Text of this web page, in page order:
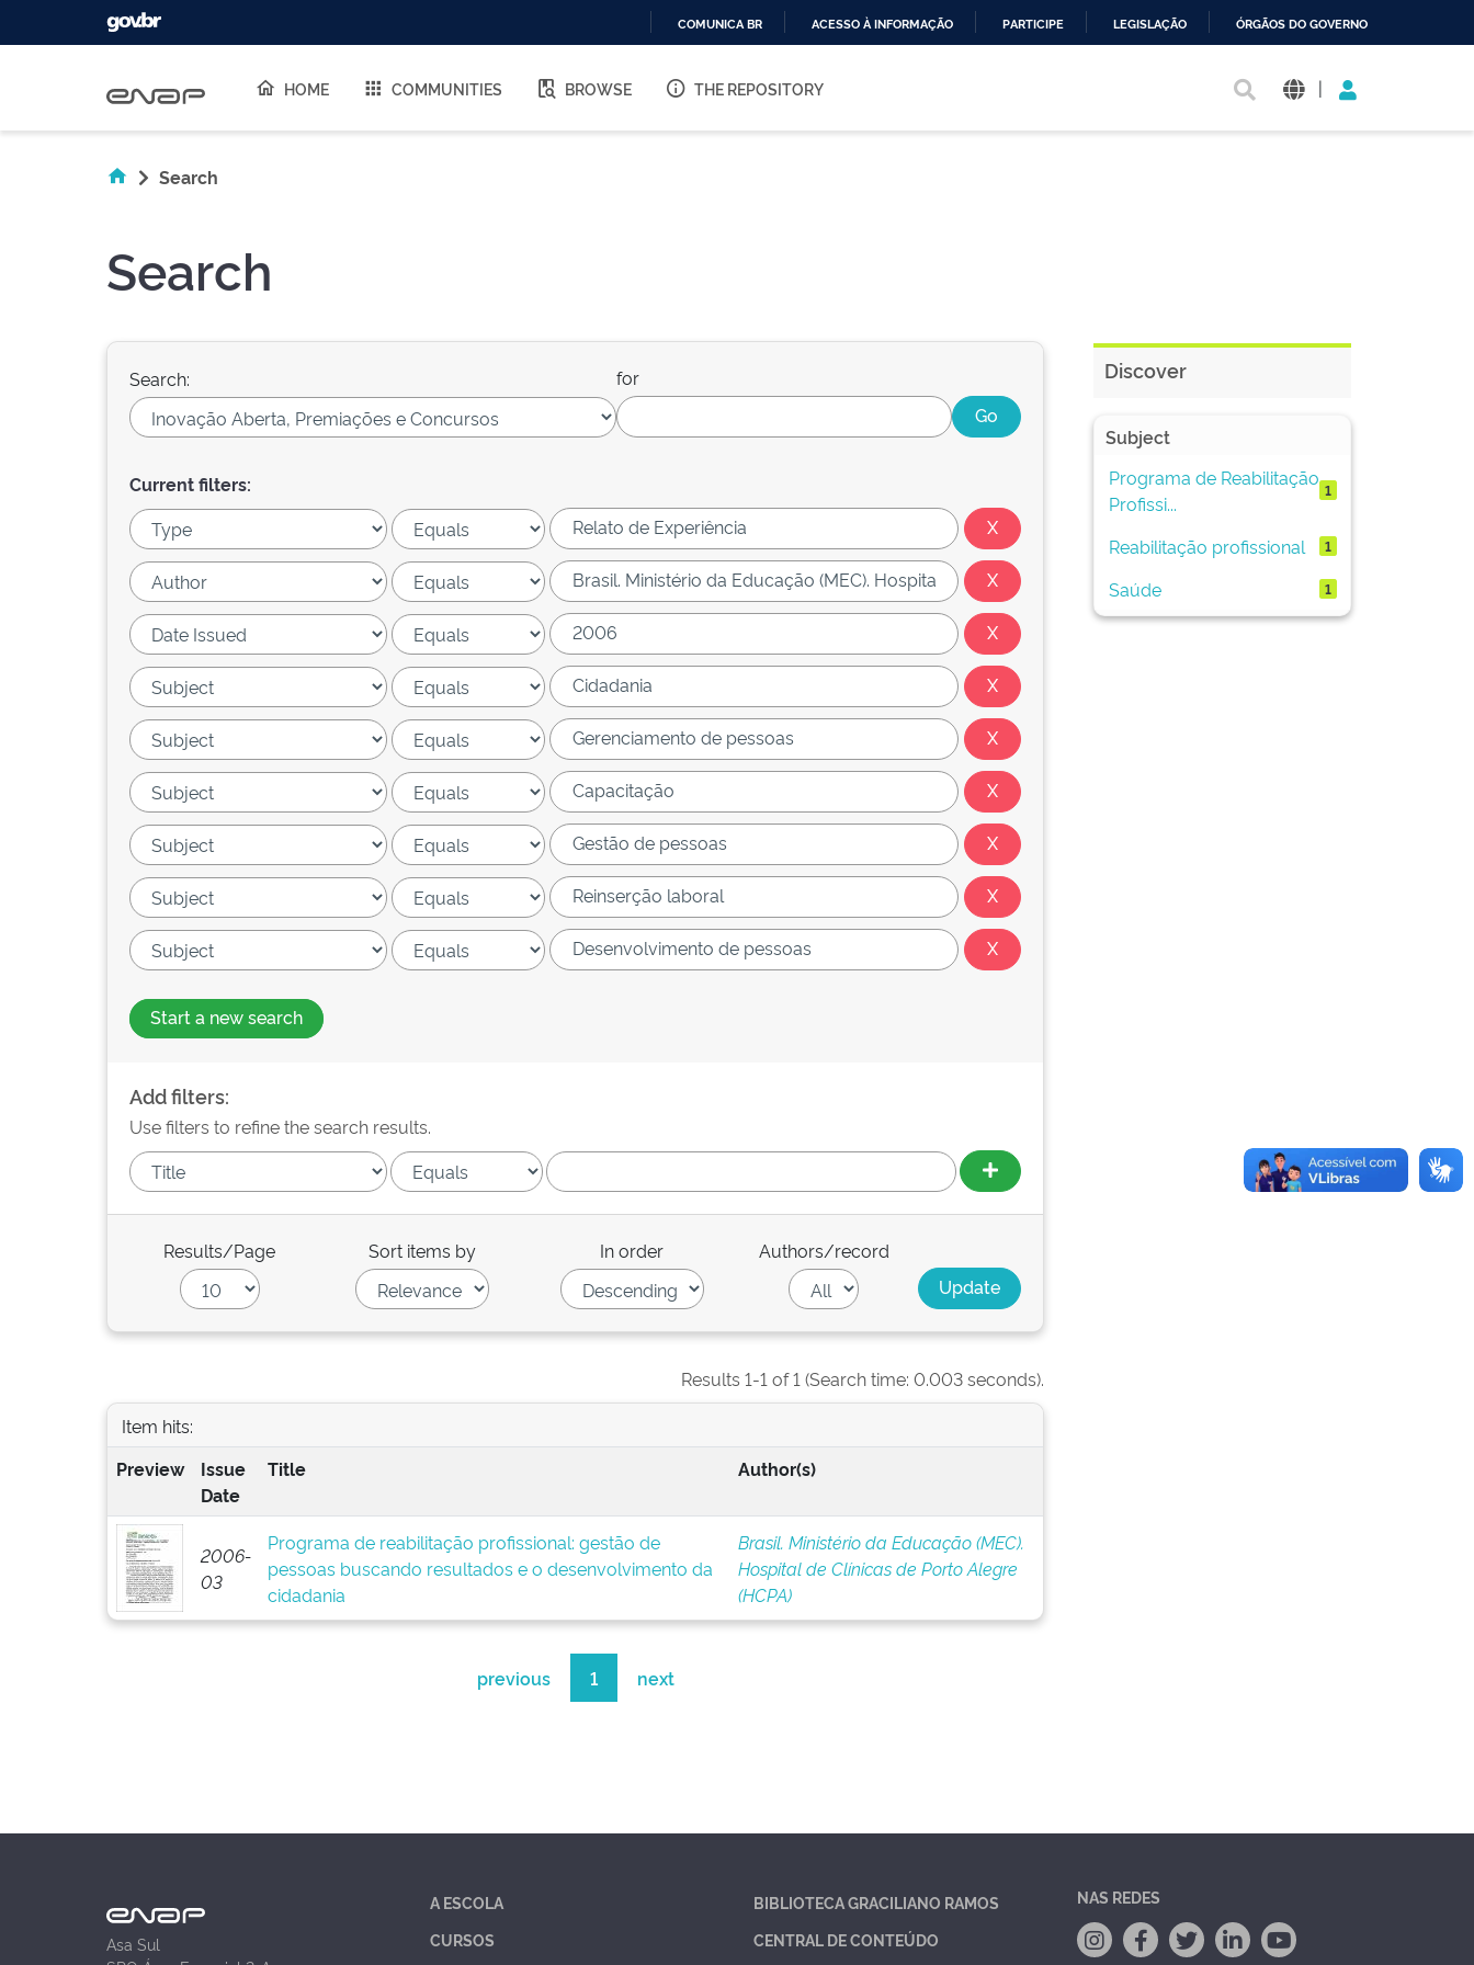
O
COMUNICA BR ACESSO À INFORMAÇÃO PARTICIPE LEGISLAÇÃO ÓRGÃOS DO GOVERNO
HOME COMMUNITIES BROWSE THE REPOSITORY |
Search
Search
Search: for
Current filters:
Start a new search
Add filters:
Use filters to refine the search results.
Results/Page Sort items by In order Authors/record
Results 1-1 of 1 (Search time: 0.003 seconds).
Item hits:
Preview
Issue
Date
Title Author(s)
2006-
03
Programa de reabilitação profissional: gestão de
pessoas buscando resultados e o desenvolvimento da
cidadania
Brasil. Ministério da Educação (MEC).
Hospital de Clínicas de Porto Alegre
(HCPA)
previous 1 next
Discover
Subject
Programa de Reabilitação
Profissi...
1
Reabilitação profissional 1
Saúde 1
Asa Sul
A ESCOLA
CURSOS
BIBLIOTECA GRACILIANO RAMOS
CENTRAL DE CONTEÚDO
NAS REDES